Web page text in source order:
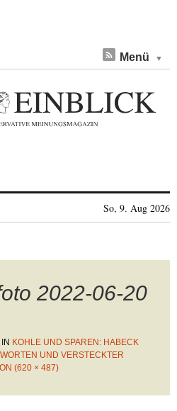
Menü
So, 9. Aug 2026
2022-06-20
IN KOHLE UND SPAREN: HABECK
UND VERSTECKTER
(620 × 487)